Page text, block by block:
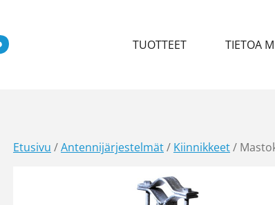
TUOTTEET TIETOA
Etusivu /Antennijärjestelmät/ Kiinnikkeet/